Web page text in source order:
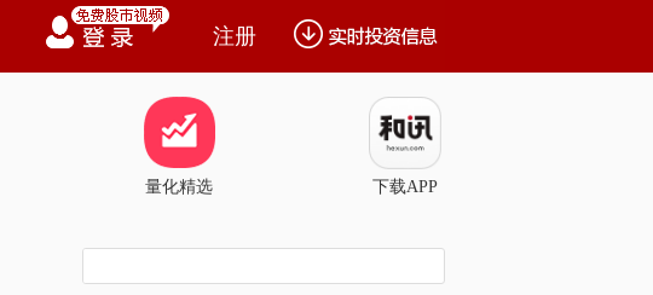
注册
量化精选 下载APP